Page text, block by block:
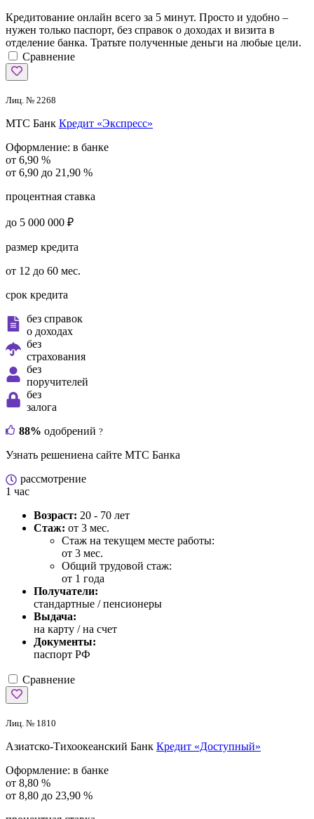
Кредитование онлайн всего за 5 минут. Просто и удобно –
нужен только паспорт, без справок о доходах и визита в
отделение банка. Тратьте полученные деньги на любые цели.
Сравнение
Лиц. № 2268
МТС Банк Кредит «Экспресс»
Оформление: в банке
от 6,90 %
от 6,90 до 21,90 %
процентная ставка
до 5 000 000 ₽
размер кредита
от 12 до 60 мес.
срок кредита
без справок
о доходах
без
страхования
без
поручителей
без
залога
88% одобрений ?
Узнать решениена сайте МТС Банка
рассмотрение
1 час
Возраст: 20 - 70 лет
Стаж: от 3 мес.
Стаж на текущем месте работы:
от 3 мес.
Общий трудовой стаж:
от 1 года
Получатели:
стандартные / пенсионеры
Выдача:
на карту / на счет
Документы:
паспорт РФ
Сравнение
Лиц. № 1810
Азиатско-Тихоокеанский Банк Кредит «Доступный»
Оформление: в банке
от 8,80 %
от 8,80 до 23,90 %